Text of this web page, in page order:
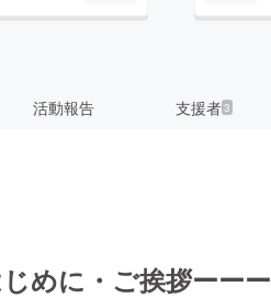
活動報告 支援者3
めに・ご挨拶ーーー